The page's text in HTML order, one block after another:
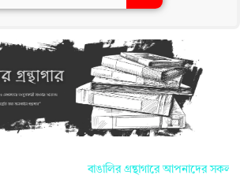
বাঙালির গ্রন্থাগারে আপনাদের সকলকে জানাই